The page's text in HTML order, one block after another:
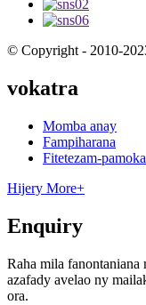
© Copyright - 2010-
vokatra
Momba anay
Fampiharana
Fitetezam-
Hijery More+
Enquiry
Raha mila
azafady avelao ny
ora.